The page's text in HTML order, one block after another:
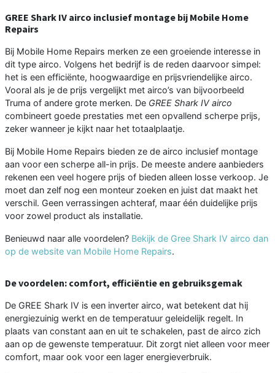
GREE Shark IV airco inclusief montage bij Mobile Home
Repairs
Bij Mobile Home Repairs merken ze een groeiende interesse in
dit type airco. Volgens het bedrijf is de reden daarvoor simpel:
het is een efficiënte, hoogwaardige en prijsvriendelijke airco.
Vooral als je de prijs vergelijkt met airco’s van bijvoorbeeld
Truma of andere grote merken. De GREE Shark IV airco
combineert goede prestaties met een opvallend scherpe prijs,
zeker wanneer je kijkt naar het totaalplaatje.
Bij Mobile Home Repairs bieden ze de airco inclusief montage
aan voor een scherpe all-in prijs. De meeste andere aanbieders
rekenen een veel hogere prijs of bieden alleen losse verkoop. Je
moet dan zelf nog een monteur zoeken en juist dat maakt het
verschil. Geen verrassingen achteraf, maar één duidelijke prijs
voor zowel product als installatie.
Benieuwd naar alle voordelen? Bekijk de Gree Shark IV airco dan
op de website van Mobile Home Repairs.
De voordelen: comfort, efficiëntie en gebruiksgemak
De GREE Shark IV is een inverter airco, wat betekent dat hij
energiezuinig werkt en de temperatuur geleidelijk regelt. In
plaats van constant aan en uit te schakelen, past de airco zich
aan op de gewenste temperatuur. Dit zorgt niet alleen voor meer
comfort, maar ook voor een lager energieverbruik.